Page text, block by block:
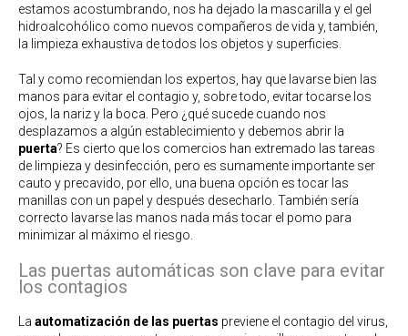
estamos acostumbrando, nos ha dejado la mascarilla y el gel
hidroalcohólico como nuevos compañeros de vida y, también,
la limpieza exhaustiva de todos los objetos y superficies.
Tal y como recomiendan los expertos, hay que lavarse bien las
manos para evitar el contagio y, sobre todo, evitar tocarse los
ojos, la nariz y la boca. Pero ¿qué sucede cuando nos
desplazamos a algún establecimiento y debemos abrir la
puerta? Es cierto que los comercios han extremado las tareas
de limpieza y desinfección, pero es sumamente importante ser
cauto y precavido, por ello, una buena opción es tocar las
manillas con un papel y después desecharlo. También sería
correcto lavarse las manos nada más tocar el pomo para
minimizar al máximo el riesgo.
Las puertas automáticas son clave para evitar
los contagios
La automatización de las puertas previene el contagio del virus,